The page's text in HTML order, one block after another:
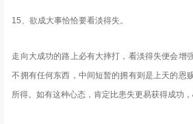
15、欲成大事恰恰要看淡得失。
走向大成功的路上必有大摔打，看淡得失便会增
不拥有任何东西，中间短暂的拥有则是上天的恩
所得。如有这种心态，肯定比患失更易获得成功，